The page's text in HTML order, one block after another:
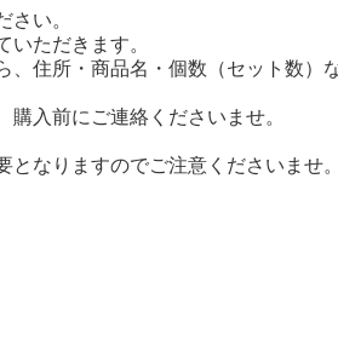
い。
ただきます。
住所・商品名・個数（セット数）
入前にご連絡くださいませ。
なりますのでご注意くださいませ。